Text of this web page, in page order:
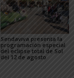
Sendaviva presenta la
programación especial
del eclipse total de Sol
del 12 de agosto